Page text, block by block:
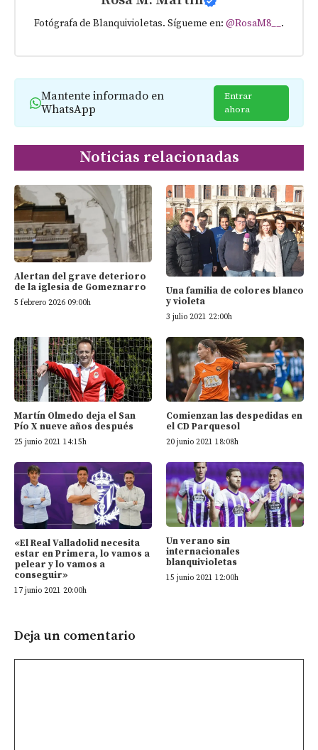
Fotógrafa de Blanquivioletas. Sígueme en: @RosaM8__.
Mantente informado en
WhatsApp
Entrar
ahora
Noticias relacionadas
Alertan del grave deterioro
de la iglesia de Gomeznarro
5 febrero 2026 09:00h
Una familia de colores blanco
y violeta
3 julio 2021 22:00h
Martín Olmedo deja el San
Pío X nueve años después
25 junio 2021 14:15h
Comienzan las despedidas en
el CD Parquesol
20 junio 2021 18:08h
«El Real Valladolid necesita
estar en Primera, lo vamos a
pelear y lo vamos a
conseguir»
17 junio 2021 20:00h
Un verano sin
internacionales
blanquivioletas
15 junio 2021 12:00h
Deja un comentario